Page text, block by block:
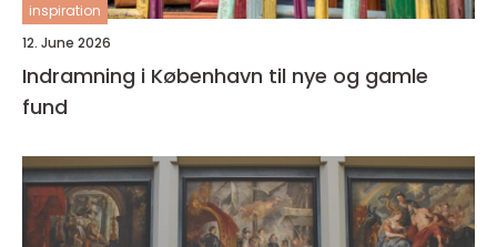
inspiration
12. June 2026
Indramning i København til nye og gamle
fund